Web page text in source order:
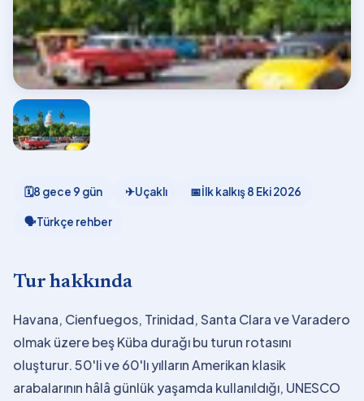
🗓8 gece 9 gün ✈Uçaklı 📅İlk kalkış8 Eki 2026
🗣Türkçe rehber
Tur hakkında
Havana, Cienfuegos, Trinidad, Santa Clara ve Varadero
olmak üzere beş Küba durağı bu turun rotasını
oluşturur. 50'li ve 60'lı yılların Amerikan klasik
arabalarının hâlâ günlük yaşamda kullanıldığı, UNESCO